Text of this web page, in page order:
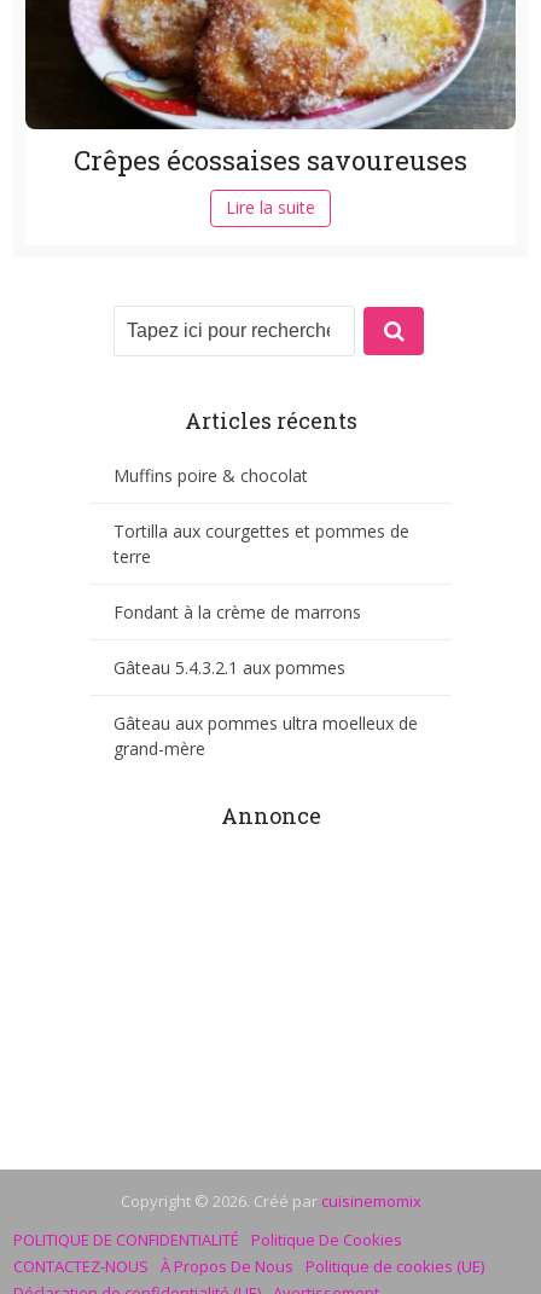
Crêpes écossaises savoureuses
Lire la suite
Articles récents
Muffins poire & chocolat
Tortilla aux courgettes et pommes de
terre
Fondant à la crème de marrons
Gâteau 5.4.3.2.1 aux pommes
Gâteau aux pommes ultra moelleux de
grand-mère
Annonce
Copyright © 2026. Créé par cuisinemomix
POLITIQUE DE CONFIDENTIALITÉ
Politique De Cookies
CONTACTEZ-NOUS
À Propos De Nous
Politique de cookies (UE)